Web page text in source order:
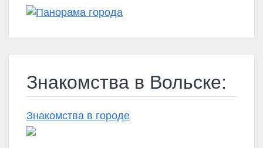
Знакомства в Вольске:
Знакомства в городе